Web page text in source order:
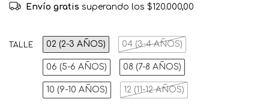
Envío gratis superando los $120.000,00
TALLE 02 (2-3 AÑOS) 04 (3-4 AÑOS)
06 (5-6 AÑOS) 08 (7-8 AÑOS)
10 (9-10 AÑOS) 12 (11-12 AÑOS)